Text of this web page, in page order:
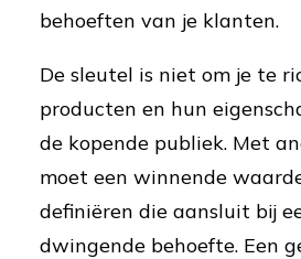
behoeften van je klanten.
De sleutel is niet om je te
producten en hun
de kopende publiek. Met
moet een winnende
definiëren die aansluit bij
dwingende behoefte. Een